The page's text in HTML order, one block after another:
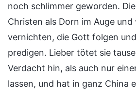
noch schlimmer geworden.
Christen als Dorn im Auge und
vernichten, die Gott folgen
predigen. Lieber tötet sie
Verdacht hin, als auch nur
lassen, und hat in ganz China